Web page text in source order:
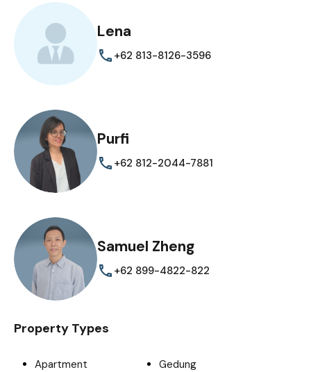
Lena
+62 813-8126-3596
Purfi
+62 812-2044-7881
Samuel Zheng
+62 899-4822-822
Property Types
Apartment
Gedung